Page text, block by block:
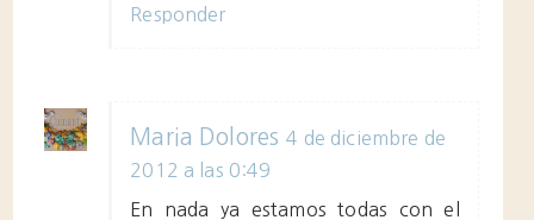
Responder
Maria Dolores 4 de diciembre de
2012 a las 0:49
En nada ya estamos todas con el